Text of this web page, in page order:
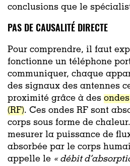
conclusions que le
PAS DE CAUSALITÉ DIRECTE
Pour comprendre, il faut
fonctionne un téléphone
communiquer, chaque
des signaux des antennes
proximité grâce à des
(RF). Ces ondes RF sont
corps sous forme de
mesurer la puissance de
absorbée par le corps
appelle le « débit